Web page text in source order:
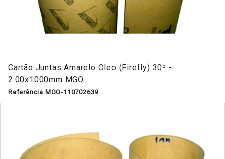
Cartão Juntas Amarelo Oleo (Firefly) 30º -
2.00x1000mm MGO
Referência MGO-110702639